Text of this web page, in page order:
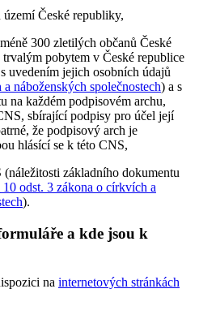
České republiky,
300 zletilých občanů České
pobytem v České republice
uvedením jejich osobních údajů
náboženských společnostech) a s
na každém podpisovém archu,
sbírající podpisy pro účel její
že podpisový arch je
hlásící se k této CNS,
základního dokumentu
10 odst. 3 zákona o církvích a
).
a kde jsou k
na internetových stránkách